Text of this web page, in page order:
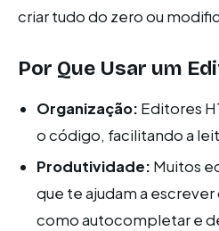
criar tudo do zero ou
Por Que Usar um
Organização: Editores
o código, facilitando a
Produtividade: Muitos
que te ajudam a
como autocompletar e